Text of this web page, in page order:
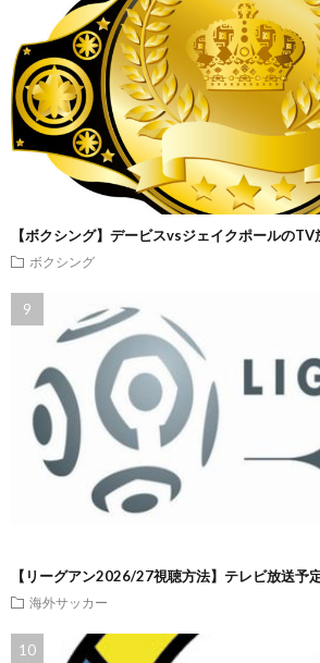
【ボクシング】デービスvsジェイクポールのTV
ボクシング
【リーグアン2026/27視聴方法】テレビ放送予
海外サッカー